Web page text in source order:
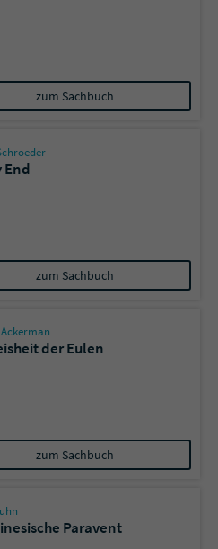
zum Sachbuch
End
zum Sachbuch
der Eulen
zum Sachbuch
Paravent